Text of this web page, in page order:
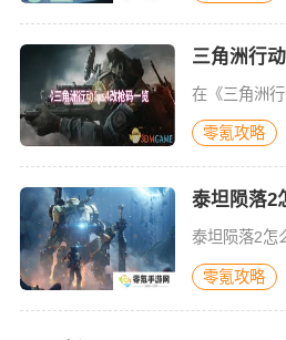
零氪攻略
零氪攻略